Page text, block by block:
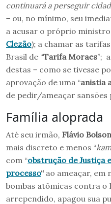
continuará a perseguir
– ou, no mínimo, seu
a acusar o próprio ministro
Clezão); a chamar as
Brasil de “Tarifa Moraes”;
destas – como se tivesse
aprovação de uma “anistia
de pedir/ameaçar sansões
Família aloprada
Até seu irmão, Flávio
mais discreto e menos “
com “obstrução de Justiça
processo“ao ameaçar, em
bombas atômicas contra o
arrependido, apagou sua